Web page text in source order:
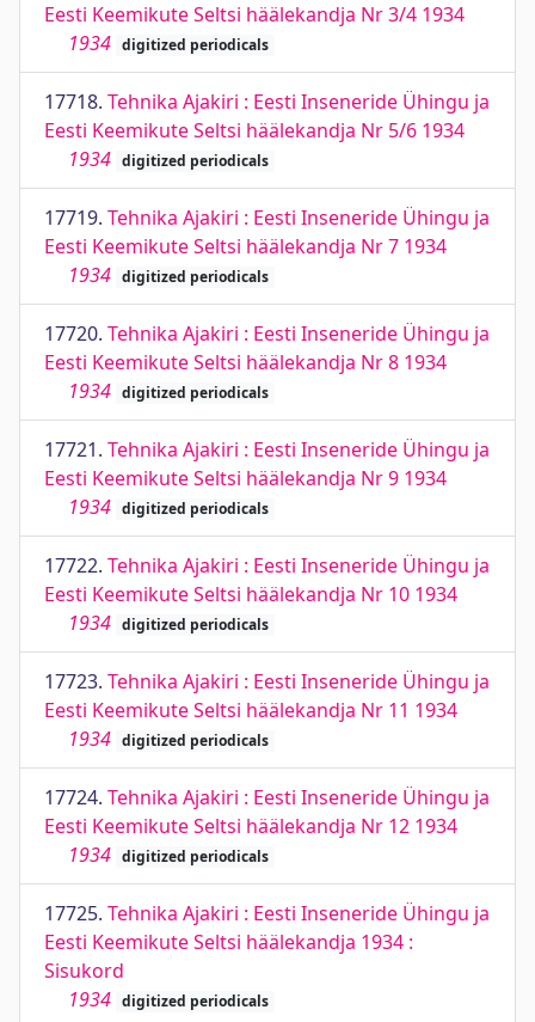
Eesti Keemikute Seltsi häälekandja Nr 3/4 1934
1934 digitized periodicals
17718. Tehnika Ajakiri : Eesti Inseneride Ühingu ja
Eesti Keemikute Seltsi häälekandja Nr 5/6 1934
1934 digitized periodicals
17719. Tehnika Ajakiri : Eesti Inseneride Ühingu ja
Eesti Keemikute Seltsi häälekandja Nr 7 1934
1934 digitized periodicals
17720. Tehnika Ajakiri : Eesti Inseneride Ühingu ja
Eesti Keemikute Seltsi häälekandja Nr 8 1934
1934 digitized periodicals
17721. Tehnika Ajakiri : Eesti Inseneride Ühingu ja
Eesti Keemikute Seltsi häälekandja Nr 9 1934
1934 digitized periodicals
17722. Tehnika Ajakiri : Eesti Inseneride Ühingu ja
Eesti Keemikute Seltsi häälekandja Nr 10 1934
1934 digitized periodicals
17723. Tehnika Ajakiri : Eesti Inseneride Ühingu ja
Eesti Keemikute Seltsi häälekandja Nr 11 1934
1934 digitized periodicals
17724. Tehnika Ajakiri : Eesti Inseneride Ühingu ja
Eesti Keemikute Seltsi häälekandja Nr 12 1934
1934 digitized periodicals
17725. Tehnika Ajakiri : Eesti Inseneride Ühingu ja
Eesti Keemikute Seltsi häälekandja 1934 :
Sisukord
1934 digitized periodicals